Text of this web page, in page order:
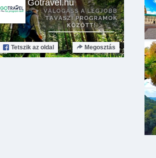
Gotravel.hu
Tetszik az oldal Megosztás